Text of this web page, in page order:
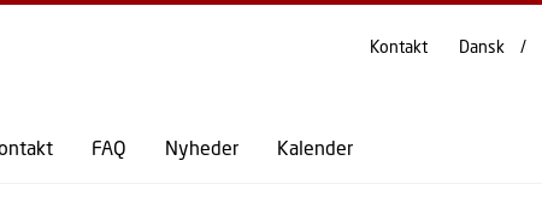
(TRYK ENTER).
FAQ Nyheder Kalender
Kontakt Dansk